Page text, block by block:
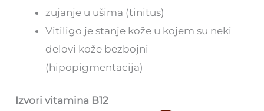
zujanje u ušima (tinitus)
Vitiligo je stanje kože u kojem su neki
delovi kože bezbojni
(hipopigmentacija)
Izvori vitamina B12